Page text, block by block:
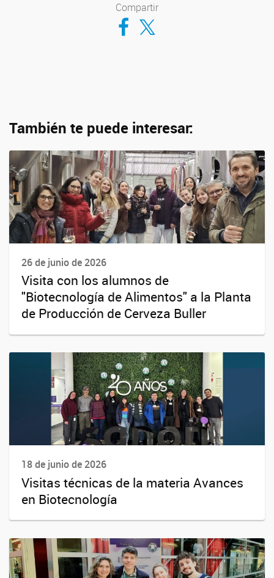
Compartir
Compartir en Facebook
Compartir en Twitter
También te puede interesar:
26 de junio de 2026
Visita con los alumnos de
"Biotecnología de Alimentos" a la Planta
de Producción de Cerveza Buller
18 de junio de 2026
Visitas técnicas de la materia Avances
en Biotecnología